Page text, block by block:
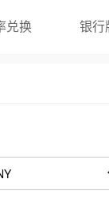
兑换 银行